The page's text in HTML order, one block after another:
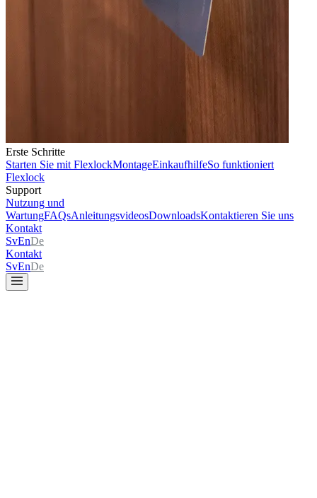
Erste Schritte
Starten Sie mit FlexlockMontageEinkaufhilfeSo funktioniert
Flexlock
Support
Nutzung und
WartungFAQsAnleitungsvideosDownloadsKontaktieren Sie uns
Kontakt
SvEnDe
Kontakt
SvEnDe